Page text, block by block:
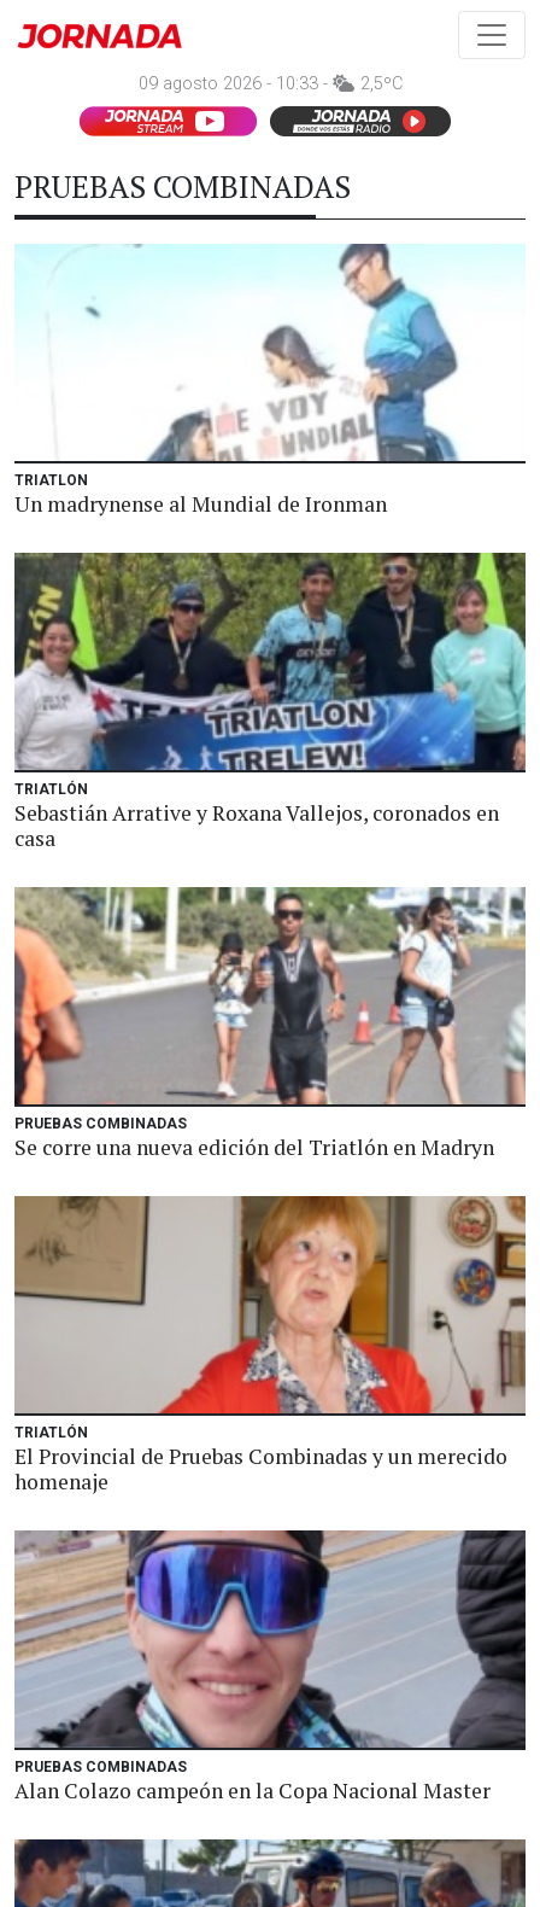
09 agosto 2026 - 10:33 - 2,5ºC
PRUEBAS COMBINADAS
TRIATLON
Un madrynense al Mundial de Ironman
TRIATLÓN
Sebastián Arrative y Roxana Vallejos, coronados en
casa
PRUEBAS COMBINADAS
Se corre una nueva edición del Triatlón en Madryn
TRIATLÓN
El Provincial de Pruebas Combinadas y un merecido
homenaje
PRUEBAS COMBINADAS
Alan Colazo campeón en la Copa Nacional Master